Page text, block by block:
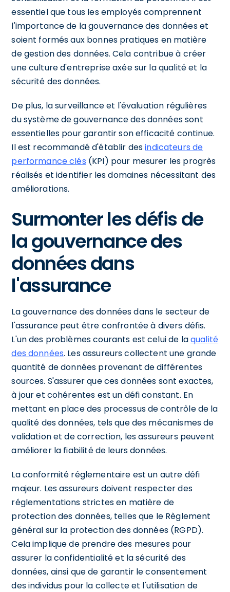
essentiel que tous les employés comprennent
l'importance de la gouvernance des données et
soient formés aux bonnes pratiques en matière
de gestion des données. Cela contribue à créer
une culture d'entreprise axée sur la qualité et la
sécurité des données.
De plus, la surveillance et l'évaluation régulières
du système de gouvernance des données sont
essentielles pour garantir son efficacité continue.
Il est recommandé d'établir desindicateurs de
performance clés (KPI) pour mesurer les progrès
réalisés et identifier les domaines nécessitant des
améliorations.
Surmonter les défis de
la gouvernance des
données dans
l'assurance
La gouvernance des données dans le secteur de
l'assurance peut être confrontée à divers défis.
L'un des problèmes courants est celui de laqualité
des données. Les assureurs collectent une grande
quantité de données provenant de différentes
sources. S'assurer que ces données sont exactes,
à jour et cohérentes est un défi constant. En
mettant en place des processus de contrôle de la
qualité des données, tels que des mécanismes de
validation et de correction, les assureurs peuvent
améliorer la fiabilité de leurs données.
La conformité réglementaire est un autre défi
majeur. Les assureurs doivent respecter des
réglementations strictes en matière de
protection des données, telles que le Règlement
général sur la protection des données (RGPD).
Cela implique de prendre des mesures pour
assurer la confidentialité et la sécurité des
données, ainsi que de garantir le consentement
des individus pour la collecte et l'utilisation de